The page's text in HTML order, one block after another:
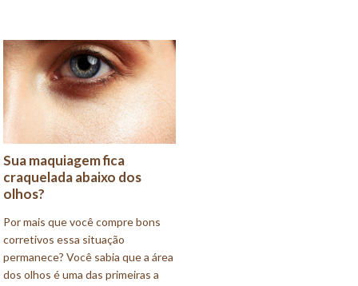
Sua maquiagem fica
craquelada abaixo dos
olhos?
Por mais que você compre bons
corretivos essa situação
permanece? Você sabia que a área
dos olhos é uma das primeiras a